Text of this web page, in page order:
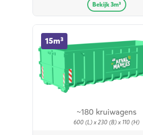
Bekijk 3m³
~180 kruiwagens
600 (L) x 230 (B) x 110 (H)
15m³
15m³ container huren